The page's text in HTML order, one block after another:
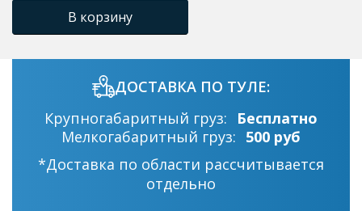
ДОСТАВКА ПО ТУЛЕ:
Крупногабаритный груз:
Бесплатно
Мелкогабаритный груз: 500 руб
*Доставка по области рассчитывается
отдельно
В корзину